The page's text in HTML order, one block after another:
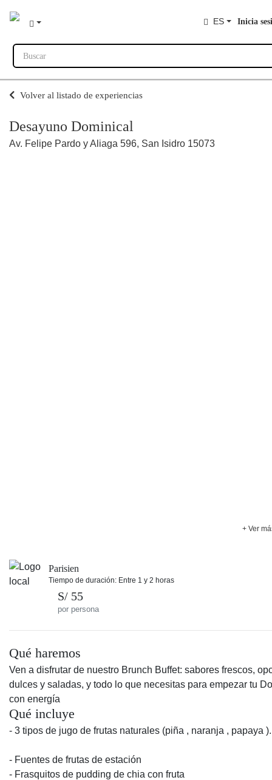
ES Inicia
Buscar
Volver al listado de experiencias
Desayuno Dominical
Av. Felipe Pardo y Aliaga 596, San Isidro 15073
+ Ver
Parisien
Tiempo de duración: Entre 1 y 2 horas
S/ 55
por persona
Qué haremos
Ven a disfrutar de nuestro Brunch Buffet: sabores frescos,
dulces y saladas, y todo lo que necesitas para empezar tu
con energía
Qué incluye
- 3 tipos de jugo de frutas naturales (piña , naranja , papaya ).
- Fuentes de frutas de estación
- Frasquitos de pudding de chia con fruta